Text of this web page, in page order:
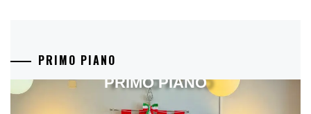
PRIMO PIANO
PRIMO PIANO